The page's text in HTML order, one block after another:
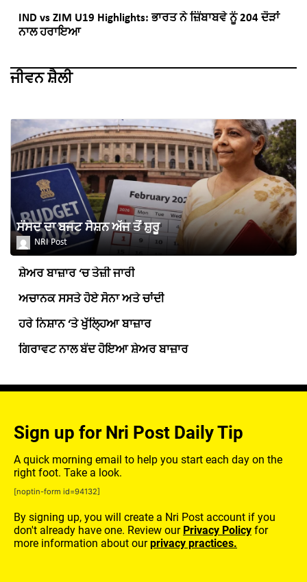
IND vs ZIM U19 Highlights: ਭਾਰਤ ਨੇ ਜ਼ਿੰਬਾਬਵੇ ਨੂੰ 204 ਦੌੜਾਂ
ਨਾਲ ਹਰਾਇਆ
ਜੀਵਨ ਸ਼ੈਲੀ
ਸੰਸਦ ਦਾ ਬਜਟ ਸੈਸ਼ਨ ਅੱਜ ਤੋਂ ਸ਼ੁਰੂ
NRI Post
ਸ਼ੇਅਰ ਬਾਜ਼ਾਰ ‘ਚ ਤੇਜ਼ੀ ਜਾਰੀ
ਅਚਾਨਕ ਸਸਤੇ ਹੋਏ ਸੋਨਾ ਅਤੇ ਚਾਂਦੀ
ਹਰੇ ਨਿਸ਼ਾਨ ‘ਤੇ ਖੁੱਲ੍ਹਿਆ ਬਾਜ਼ਾਰ
ਗਿਰਾਵਟ ਨਾਲ ਬੰਦ ਹੋਇਆ ਸ਼ੇਅਰ ਬਾਜ਼ਾਰ
Sign up for Nri Post Daily Tip
A quick morning email to help you start each day on the
right foot. Take a look.
[noptin-form id=94132]
By signing up, you will create a Nri Post account if you
don't already have one. Review our Privacy Policy for
more information about ourprivacy practices.